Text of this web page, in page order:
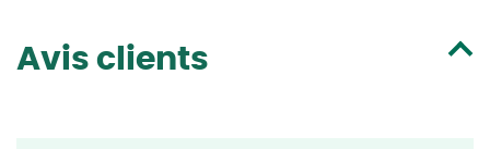
Avis clients